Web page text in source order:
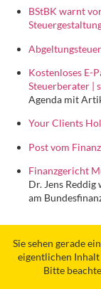
BStBK warnt
Kostenloses E-
Steuerberater |
Agenda mit
Your Clients
Post vom
Finanzgericht
Dr. Jens
am
Sie sehen gerade
eigentlichen
Bitte